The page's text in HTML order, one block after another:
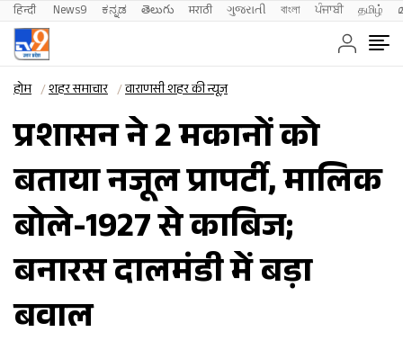
हिन्दी News9 ಕನ್ನಡ తెలుగు मराठी ગુજરાતી বাংলা ਪੰਜਾਬੀ தமிழ்
होम शहर समाचार वाराणसी शहर की न्यूज़
प्रशासन ने 2 मकानों को
बताया नजूल प्रापर्टी, मालिक
बोले-1927 से काबिज;
बनारस दालमंडी में बड़ा
बवाल